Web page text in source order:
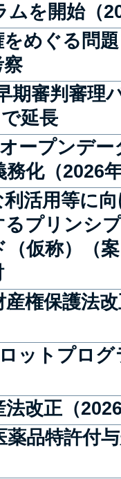
を開始（
めぐる問
察
期審判審理
延長
ープンデ
化（2026
活用等に
るプリンシ
仮称）（
権保護法
ットプログ
改正（
品特許付